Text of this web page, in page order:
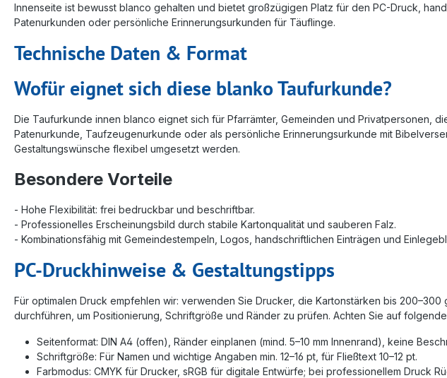
Innenseite ist bewusst blanco gehalten und bietet großzügigen Platz für den PC-Druck,
Patenurkunden oder persönliche Erinnerungsurkunden für Täuflinge.
Technische Daten & Format
Wofür eignet sich diese blanko Taufurkunde?
Die Taufurkunde innen blanco eignet sich für Pfarrämter, Gemeinden und Privatpersonen,
Patenurkunde, Taufzeugenurkunde oder als persönliche Erinnerungsurkunde mit
Gestaltungswünsche flexibel umgesetzt werden.
Besondere Vorteile
- Hohe Flexibilität: frei bedruckbar und beschriftbar.
- Professionelles Erscheinungsbild durch stabile Kartonqualität und sauberen Falz.
- Kombinationsfähig mit Gemeindestempeln, Logos, handschriftlichen Einträgen und
PC-Druckhinweise & Gestaltungstipps
Für optimalen Druck empfehlen wir: verwenden Sie Drucker, die Kartonstärken bis
durchführen, um Positionierung, Schriftgröße und Ränder zu prüfen. Achten Sie auf
Seitenformat: DIN A4 (offen), Ränder einplanen (mind. 5–10 mm Innenrand), keine
Schriftgröße: Für Namen und wichtige Angaben min. 12–16 pt, für Fließtext 10–12 pt.
Farbmodus: CMYK für Drucker, sRGB für digitale Entwürfe; bei professionellem Druck